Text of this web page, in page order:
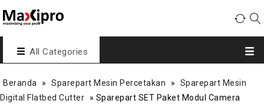
All Categories
Beranda » Sparepart Mesin Percetakan »
Sparepart Mesin
Digital Flatbed Cutter
» Sparepart SET Paket Modul Camera